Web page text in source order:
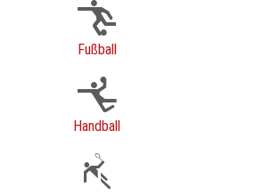
Fußball
Handball